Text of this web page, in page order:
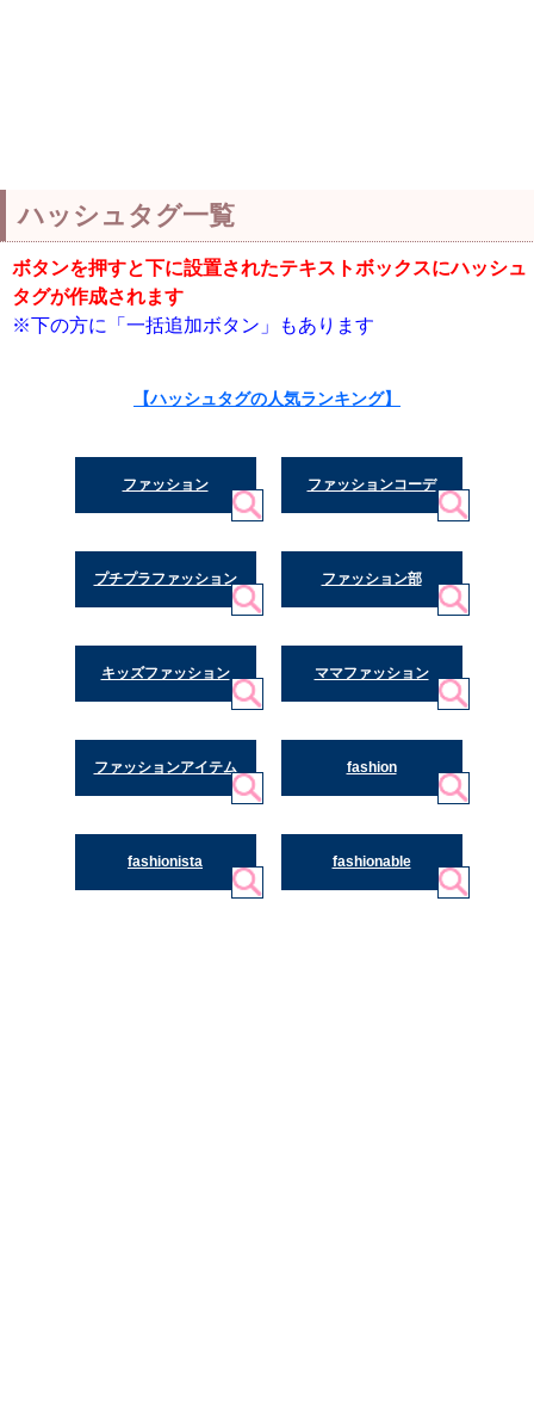
ハッシュタグ一覧
ボタンを押すと下に設置されたテキストボックスにハッシュ
タグが作成されます
※下の方に「一括追加ボタン」もあります
【ハッシュタグの人気ランキング】
ファッション ファッションコーデ
プチプラファッション ファッション部
キッズファッション ママファッション
ファッションアイテム fashion
fashionista fashionable